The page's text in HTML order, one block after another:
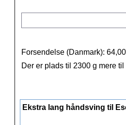
Forsendelse (Danmark):
Der er plads til 2300 g mere
Ekstra lang håndsving til